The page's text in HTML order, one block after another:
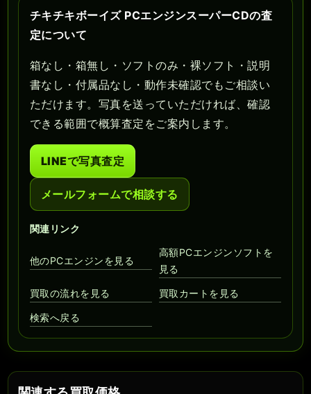
チキチキボーイズ PCエンジンスーパーCDの査
定について
箱なし・箱無し・ソフトのみ・裸ソフト・説明
書なし・付属品なし・動作未確認でもご相談い
ただけます。写真を送っていただければ、確認
できる範囲で概算査定をご案内します。
LINEで写真査定
メールフォームで相談する
関連リンク
他のPCエンジンを見る
高額PCエンジンソフトを
見る
買取の流れを見る 買取カートを見る
検索へ戻る